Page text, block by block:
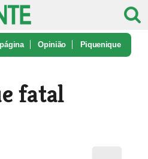
Opinião Piquenique
fatal